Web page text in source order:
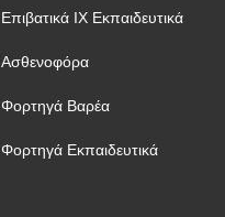
Επιβατικά ΙΧ Εκπαιδευτικά
Ασθενοφόρα
Φορτηγά Βαρέα
Φορτηγά Εκπαιδευτικά